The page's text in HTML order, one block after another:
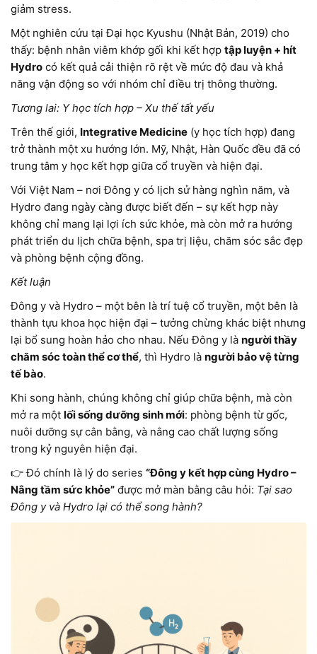
giảm stress.
Một nghiên cứu tại Đại học Kyushu (Nhật Bản, 2019) cho
thấy: bệnh nhân viêm khớp gối khi kết hợp tập luyện + hít
Hydro có kết quả cải thiện rõ rệt về mức độ đau và khả
năng vận động so với nhóm chỉ điều trị thông thường.
Tương lai: Y học tích hợp – Xu thế tất yếu
Trên thế giới, Integrative Medicine (y học tích hợp) đang
trở thành một xu hướng lớn. Mỹ, Nhật, Hàn Quốc đều đã có
trung tâm y học kết hợp giữa cổ truyền và hiện đại.
Với Việt Nam – nơi Đông y có lịch sử hàng nghìn năm, và
Hydro đang ngày càng được biết đến – sự kết hợp này
không chỉ mang lại lợi ích sức khỏe, mà còn mở ra hướng
phát triển du lịch chữa bệnh, spa trị liệu, chăm sóc sắc đẹp
và phòng bệnh cộng đồng.
Kết luận
Đông y và Hydro – một bên là trí tuệ cổ truyền, một bên là
thành tựu khoa học hiện đại – tưởng chừng khác biệt nhưng
lại bổ sung hoàn hảo cho nhau. Nếu Đông y là người thầy
chăm sóc toàn thể cơ thể, thì Hydro là người bảo vệ từng
tế bào.
Khi song hành, chúng không chỉ giúp chữa bệnh, mà còn
mở ra một lối sống dưỡng sinh mới: phòng bệnh từ gốc,
nuôi dưỡng sự cân bằng, và nâng cao chất lượng sống
trong kỷ nguyên hiện đại.
👉 Đó chính là lý do series “Đông y kết hợp cùng Hydro –
Nâng tầm sức khỏe” được mở màn bằng câu hỏi: Tại sao
Đông y và Hydro lại có thể song hành?